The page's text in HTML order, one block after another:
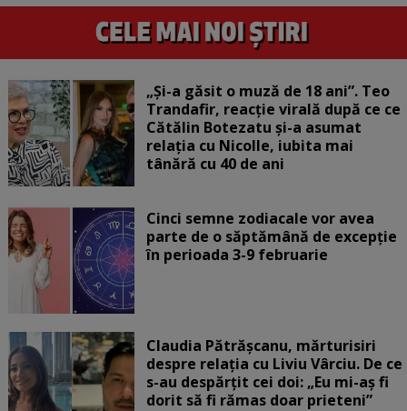
„Și-a găsit o muză de 18 ani”. Teo
Trandafir, reacție virală după ce ce
Cătălin Botezatu și-a asumat
relația cu Nicolle, iubita mai
tânără cu 40 de ani
Cinci semne zodiacale vor avea
parte de o săptămână de excepție
în perioada 3-9 februarie
Claudia Pătrășcanu, mărturisiri
despre relația cu Liviu Vârciu. De ce
s-au despărțit cei doi: „Eu mi-aș fi
dorit să fi rămas doar prieteni”